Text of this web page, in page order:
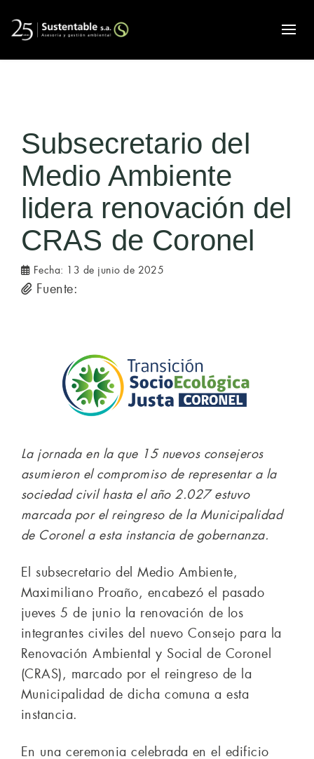
Subsecretario del
Medio Ambiente
lidera renovación del
CRAS de Coronel
Fecha: 13 de junio de 2025
Fuente:
La jornada en la que 15 nuevos consejeros
asumieron el compromiso de representar a la
sociedad civil hasta el año 2.027 estuvo
marcada por el reingreso de la Municipalidad
de Coronel a esta instancia de gobernanza.
El subsecretario del Medio Ambiente,
Maximiliano Proaño, encabezó el pasado
jueves 5 de junio la renovación de los
integrantes civiles del nuevo Consejo para la
Renovación Ambiental y Social de Coronel
(CRAS), marcado por el reingreso de la
Municipalidad de dicha comuna a esta
instancia.
En una ceremonia celebrada en el edificio